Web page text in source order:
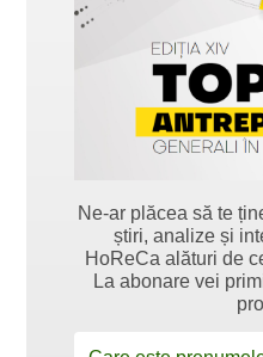
Ne-ar plăcea să te
știri, analize și
HoReCa alături de
La abonare vei